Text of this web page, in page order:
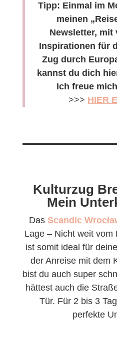
Tipp: Einmal im
meinen
Newsletter, mit
Inspirationen für
Zug durch
kannst du dich
Ich freue
>>> HIER
Kulturzug
Mein
DasScandic
Lage – Nicht weit vom
ist somit ideal für
der Anreise mit dem
bist du auch super
hättest auch die
Tür. Für 2 bis 3
perfekte